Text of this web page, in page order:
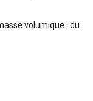
volumique : du